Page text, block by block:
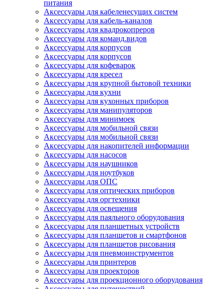
питания
Аксессуары для кабеленесущих систем
Аксессуары для кабель-каналов
Аксессуары для квадрокопреров
Аксессуары для команд.видов
Аксессуары для корпусов
Аксессуары для корпусов
Аксессуары для кофеварок
Аксессуары для кресел
Аксессуары для крупной бытовой техники
Аксессуары для кухни
Аксессуары для кухонных приборов
Аксессуары для манипуляторов
Аксессуары для минимоек
Аксессуары для мобильной связи
Аксессуары для мобильной связи
Аксессуары для накопителей информации
Аксессуары для насосов
Аксессуары для наушников
Аксессуары для ноутбуков
Аксессуары для ОПС
Аксессуары для оптических приборов
Аксессуары для оргтехники
Аксессуары для освещения
Аксессуары для паяльного оборудования
Аксессуары для планшетных устройств
Аксессуары для планшетов и смартфонов
Аксессуары для планшетов рисования
Аксессуары для пневмоинструментов
Аксессуары для принтеров
Аксессуары для проекторов
Аксессуары для проекционного оборудования